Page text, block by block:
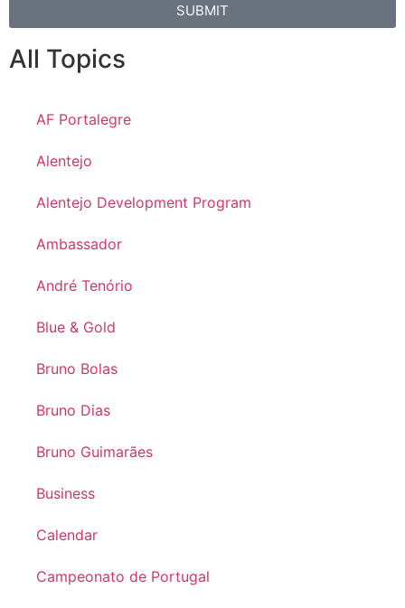
SUBMIT
All Topics
AF Portalegre
Alentejo
Alentejo Development Program
Ambassador
André Tenório
Blue & Gold
Bruno Bolas
Bruno Dias
Bruno Guimarães
Business
Calendar
Campeonato de Portugal